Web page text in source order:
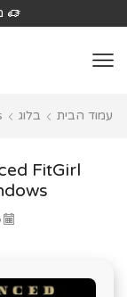
לֵב:
בְּאֲתָר
מַעֲרֶכֶת
עמוד הבית בלוג
FitGirl
11/06/2026